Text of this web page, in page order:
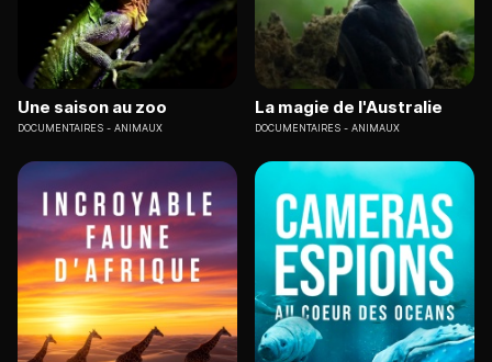
Une saison au zoo
DOCUMENTAIRES ANIMAUX
La magie de l'Australie
DOCUMENTAIRES ANIMAUX